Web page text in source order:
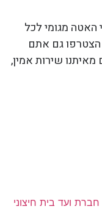
האטה מגומי לכל
גם אתם
שירות אמין,
ועד בית חיצוני